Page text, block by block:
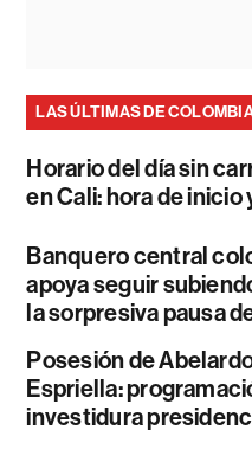
LAS ÚLTIMAS DE
Horario del día sin
en Cali: hora de inicio
Banquero central
apoya seguir
la sorpresiva pausa
Posesión de
Espriella:
investidura